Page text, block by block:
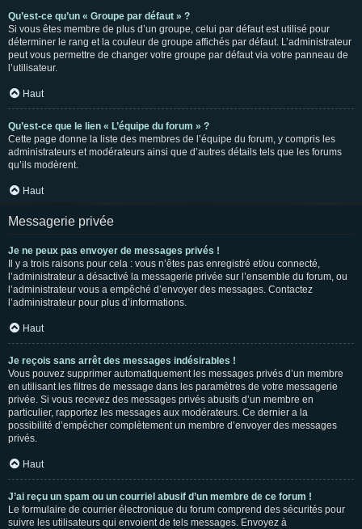
Qu’est-ce qu’un « Groupe par défaut » ?
Si vous êtes membre de plus d’un groupe, celui par défaut est utilisé pour
déterminer le rang et la couleur de groupe affichés par défaut. L’administrateur
peut vous permettre de changer votre groupe par défaut via votre panneau de
l’utilisateur.
Haut
Qu’est-ce que le lien « L’équipe du forum » ?
Cette page donne la liste des membres de l’équipe du forum, y compris les
administrateurs et modérateurs ainsi que d’autres détails tels que les forums
qu’ils modèrent.
Haut
Messagerie privée
Je ne peux pas envoyer de messages privés !
Il y a trois raisons pour cela : vous n’êtes pas enregistré et/ou connecté,
l’administrateur a désactivé la messagerie privée sur l’ensemble du forum, ou
l’administrateur vous a empêché d’envoyer des messages. Contactez
l’administrateur pour plus d’informations.
Haut
Je reçois sans arrêt des messages indésirables !
Vous pouvez supprimer automatiquement les messages privés d’un membre
en utilisant les filtres de message dans les paramètres de votre messagerie
privée. Si vous recevez des messages privés abusifs d’un membre en
particulier, rapportez les messages aux modérateurs. Ce dernier a la
possibilité d’empêcher complètement un membre d’envoyer des messages
privés.
Haut
J’ai reçu un spam ou un courriel abusif d’un membre de ce forum !
Le formulaire de courrier électronique du forum comprend des sécurités pour
suivre les utilisateurs qui envoient de tels messages. Envoyez à